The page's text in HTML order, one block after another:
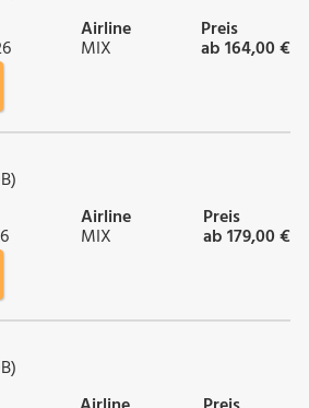
Airline
MIX
Preis
ab 164,00 €
Airline
MIX
Preis
ab 179,00 €